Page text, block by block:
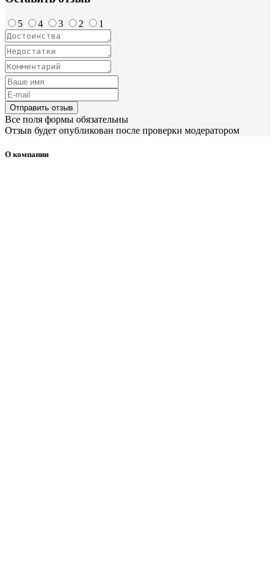
5 4 3 2 1
Отправить отзыв
Все поля формы обязательны
Отзыв будет опубликован после проверки модератором
О компании